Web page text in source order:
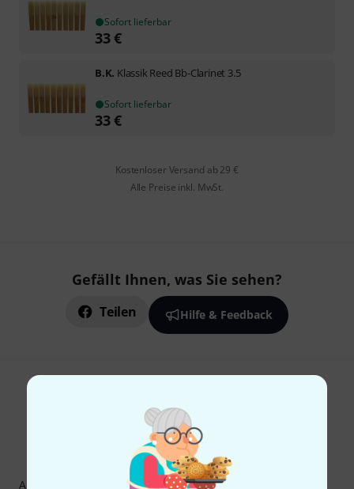
Sofort lieferbar
33€
B.K. Klassik Reed Bb-Clarinet 3.5
Sofort lieferbar
33€
Kostenloser Versand ab 29 €
Alle Preise inkl. MwSt.
Gefällt Ihnen, was Sie sehen?
Teilen Hilfe & Feedback
Thomann Newsletter
Abonniere den Thomann Newsletter und gewinne mit